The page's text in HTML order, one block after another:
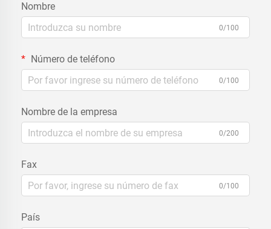
Nombre
0/100
Número de teléfono
0/100
Nombre de la empresa
0/200
Fax
0/100
País